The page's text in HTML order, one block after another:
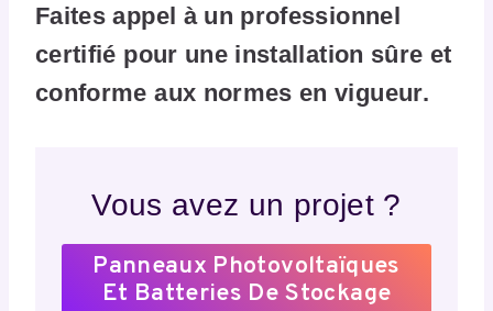
Faites appel à un professionnel
certifié pour une installation sûre et
conforme aux normes en vigueur.
Vous avez un projet ?
Panneaux Photovoltaïques
Et Batteries De Stockage